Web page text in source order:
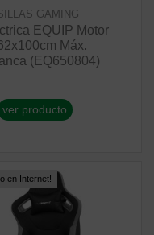
GAMING
EQUIP Motor
Máx.
(EQ650804)
ver producto
en Internet!